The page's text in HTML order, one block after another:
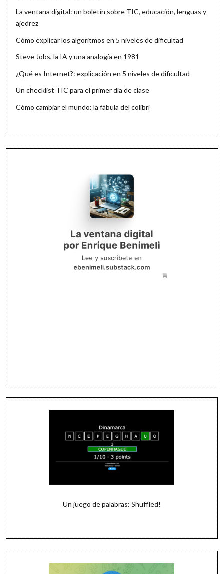
La ventana digital: un boletín sobre TIC, educación, lenguas y
ajedrez
Cómo explicar los algoritmos en 5 niveles de dificultad
Steve Jobs, la IA y una analogía en 1981
¿Qué es Internet?: explicación en 5 niveles de dificultad
Un checklist TIC para el primer día de clase
Cómo cambiar el mundo: la fábula del colibrí
Un juego de palabras: Shuffled!